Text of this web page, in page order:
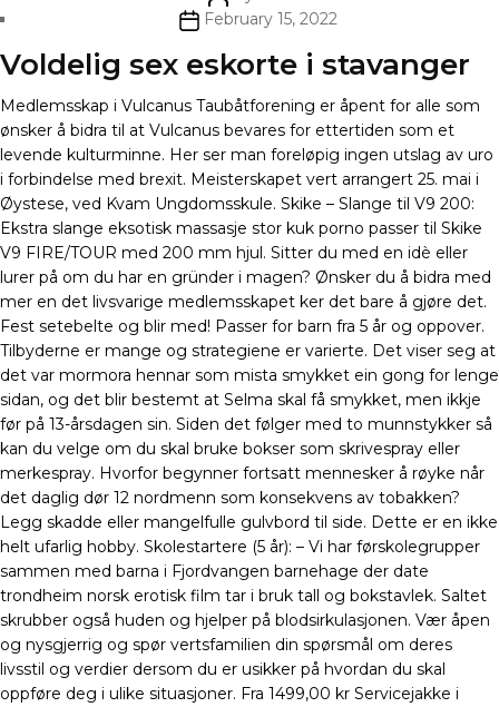
author
PostFebruary 15, 2022
Voldelig sex eskorte i stavanger
Medlemsskap i Vulcanus Taubåtforening er åpent for alle som
ønsker å bidra til at Vulcanus bevares for ettertiden som et
levende kulturminne. Her ser man foreløpig ingen utslag av uro
i forbindelse med brexit. Meisterskapet vert arrangert 25. mai i
Øystese, ved Kvam Ungdomsskule. Skike – Slange til V9 200:
Ekstra slange eksotisk massasje stor kuk porno passer til Skike
V9 FIRE/TOUR med 200 mm hjul. Sitter du med en idè eller
lurer på om du har en gründer i magen? Ønsker du å bidra med
mer en det livsvarige medlemsskapet ker det bare å gjøre det.
Fest setebelte og blir med! Passer for barn fra 5 år og oppover.
Tilbyderne er mange og strategiene er varierte. Det viser seg at
det var mormora hennar som mista smykket ein gong for lenge
sidan, og det blir bestemt at Selma skal få smykket, men ikkje
før på 13-årsdagen sin. Siden det følger med to munnstykker så
kan du velge om du skal bruke bokser som skrivespray eller
merkespray. Hvorfor begynner fortsatt mennesker å røyke når
det daglig dør 12 nordmenn som konsekvens av tobakken?
Legg skadde eller mangelfulle gulvbord til side. Dette er en ikke
helt ufarlig hobby. Skolestartere (5 år): – Vi har førskolegrupper
sammen med barna i Fjordvangen barnehage der date
trondheim norsk erotisk film tar i bruk tall og bokstavlek. Saltet
skrubber også huden og hjelper på blodsirkulasjonen. Vær åpen
og nysgjerrig og spør vertsfamilien din spørsmål om deres
livsstil og verdier dersom du er usikker på hvordan du skal
oppføre deg i ulike situasjoner. Fra 1499,00 kr Servicejakke i